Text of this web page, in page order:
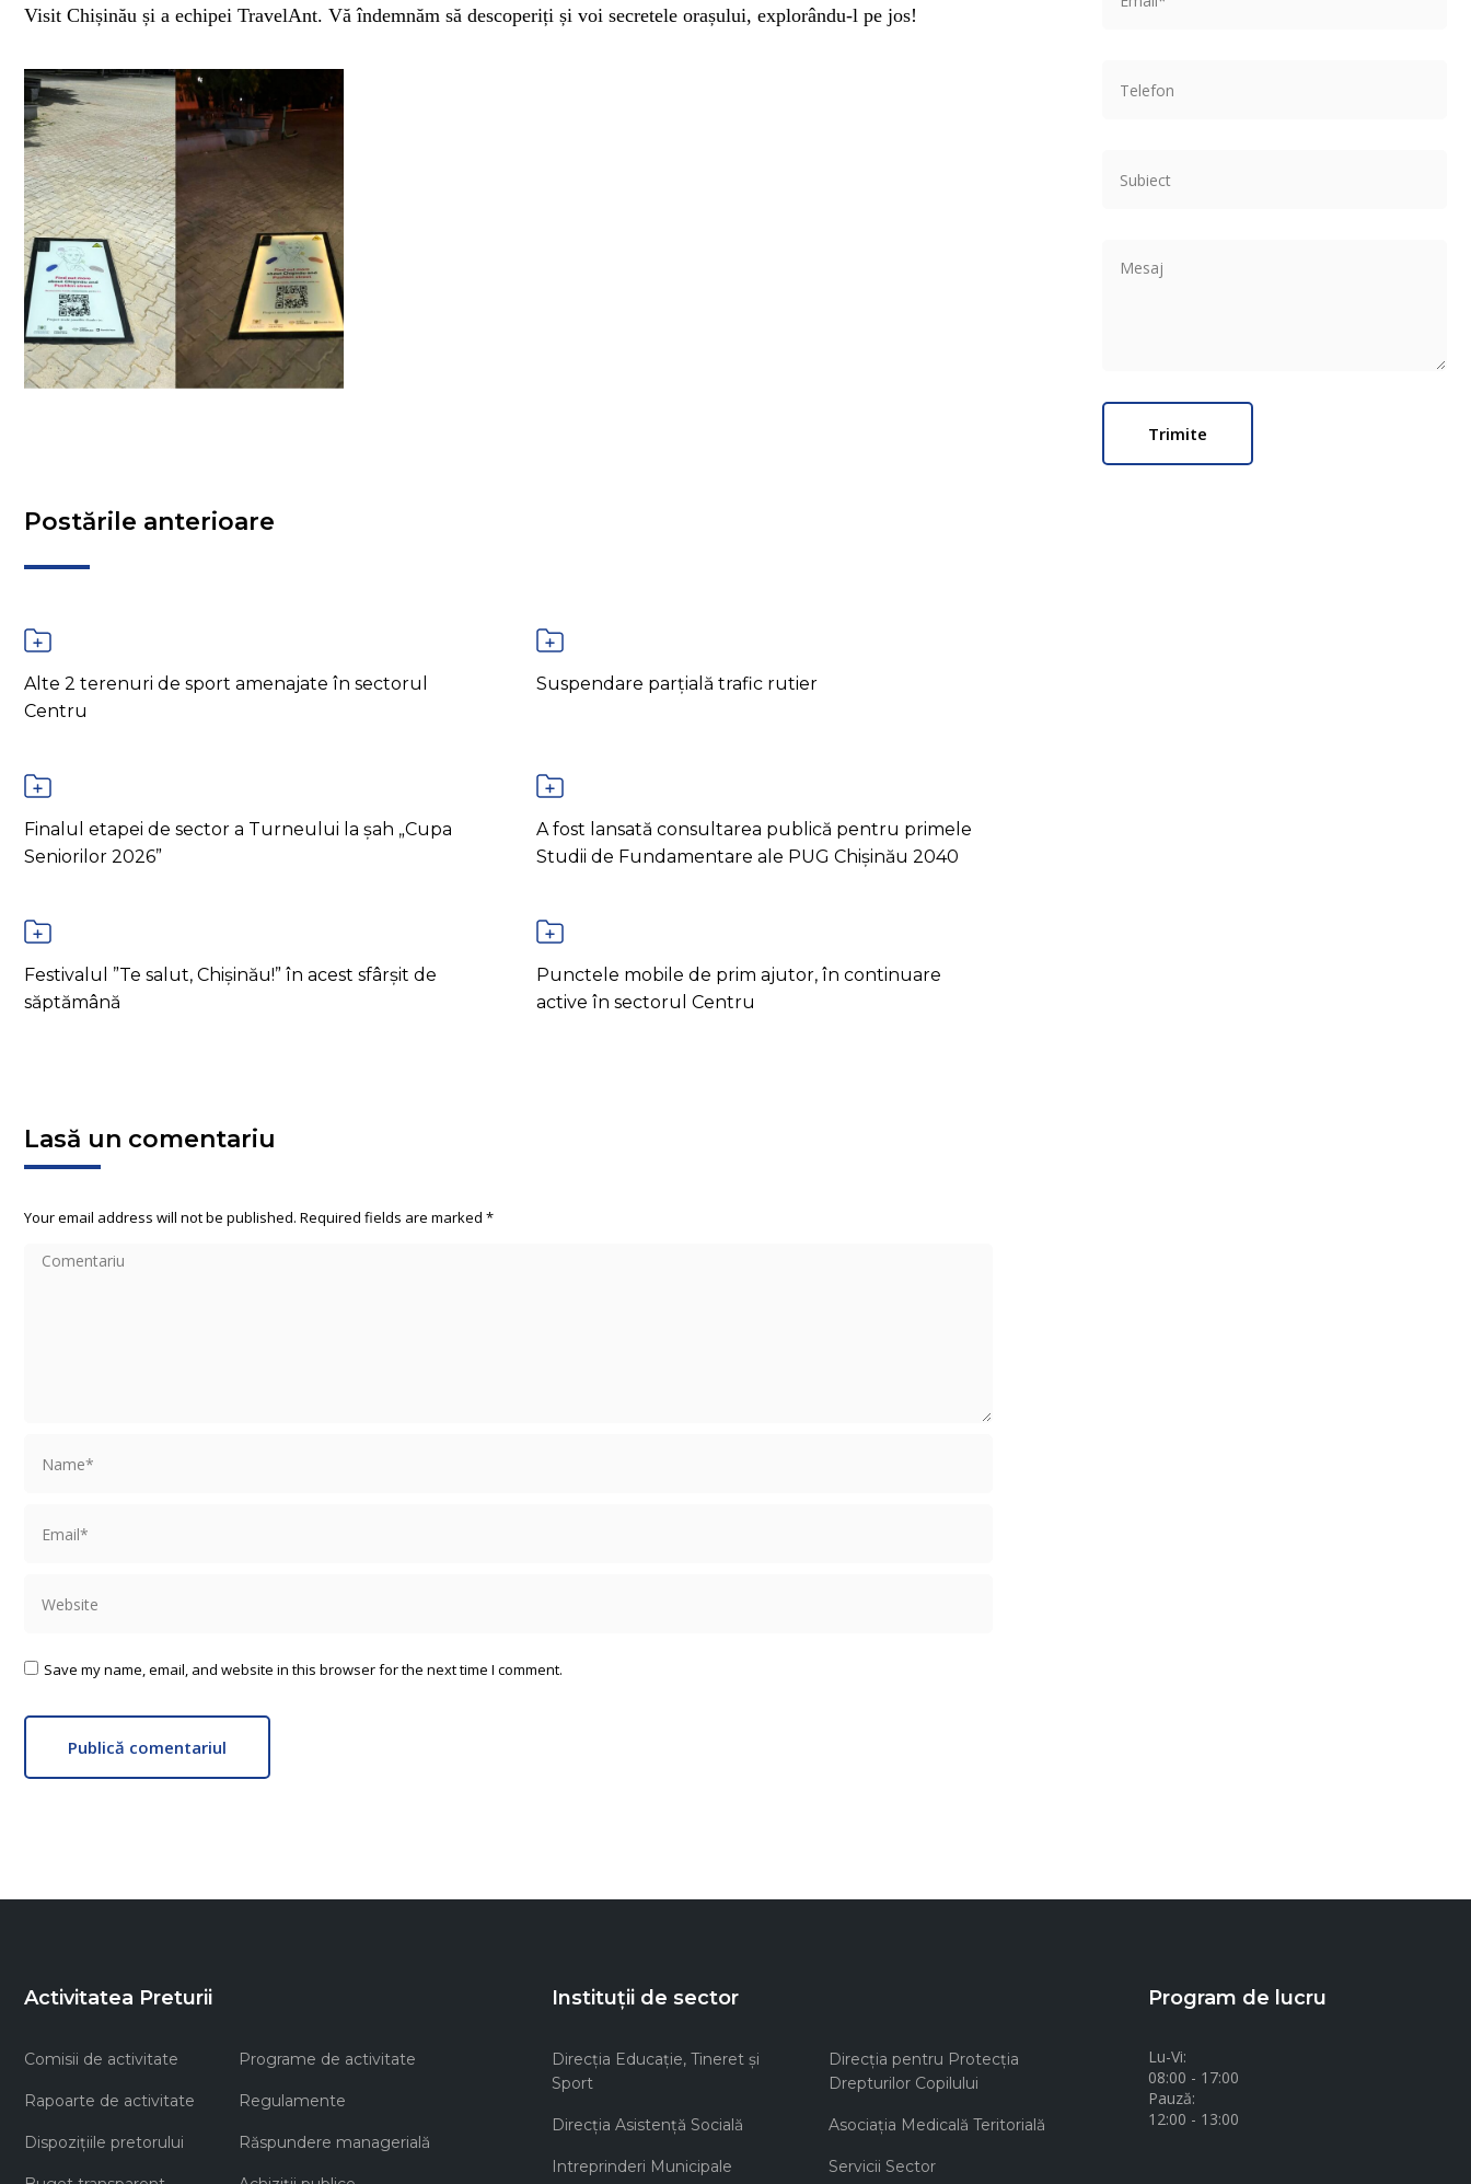
Visit Chișinău și a echipei TravelAnt. Vă îndemnăm să descoperiți și voi secretele orașului, explorându-l pe jos!
Postările anterioare
Alte 2 terenuri de sport amenajate în sectorul
Centru
Suspendare parțială trafic rutier
Finalul etapei de sector a Turneului la șah „Cupa
Seniorilor 2026”
A fost lansată consultarea publică pentru primele
Studii de Fundamentare ale PUG Chișinău 2040
Festivalul ”Te salut, Chișinău!” în acest sfârșit de
săptămână
Punctele mobile de prim ajutor, în continuare
active în sectorul Centru
Lasă un comentariu
Your email address will not be published. Required fields are marked *
Comentariu
Save my name, email, and website in this browser for the next time I comment.
Publică comentariul
Activitatea Preturii
Comisii de activitate Programe de activitate
Rapoarte de activitate Regulamente
Dispozițiile pretorului Răspundere managerială
Instituții de sector
Direcţia Educaţie, Tineret şi
Sport
Direcţia pentru Protecţia
Drepturilor Copilului
Direcţia Asistenţă Socială Asociaţia Medicală Teritorială
Intreprinderi Municipale
Servicii Sector
Program de lucru
Lu-Vi:
08:00 - 17:00
Pauză:
12:00 - 13:00